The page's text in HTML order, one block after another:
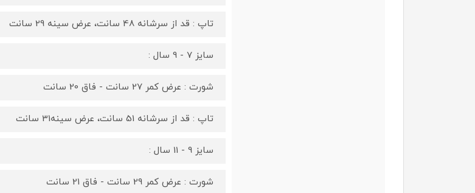
تاپ : قد از سرشانه 48 سانت، عرض سینه 29 سانت
سایز 7 - 9 سال :
شورت : عرض کمر 27 سانت - فاق 20 سانت
تاپ : قد از سرشانه 51 سانت، عرض سینه31 سانت
سایز 9 - 11 سال :
شورت : عرض کمر 29 سانت - فاق 21 سانت